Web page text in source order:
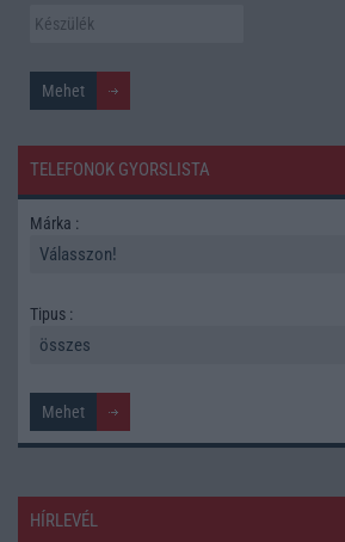
TELEFONOK GYORSLISTA
Márka :
Tipus :
HÍRLEVÉL